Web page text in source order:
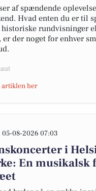
af spændende
Hvad enten du er til
historiske rundvisninger
der noget for enhver
her
05-08-2026 07:03
i
En musikalsk